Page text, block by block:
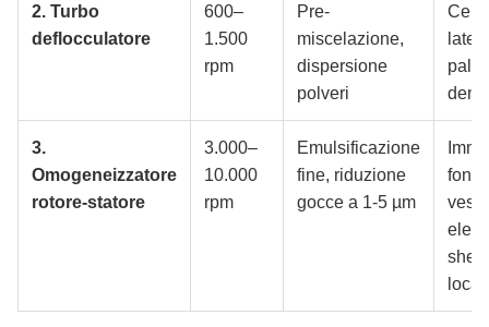
2. Turbo
deflocculatore
600–
1.500
rpm
Pre-
miscelazione,
dispersione
polveri
pala
denti
3.
Omogeneizzatore
rotore-statore
3.000–
10.000
rpm
Emulsificazione
fine, riduzione
gocce a 1-5 µm